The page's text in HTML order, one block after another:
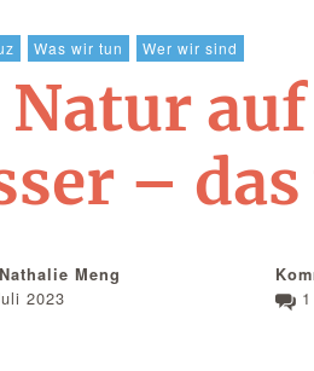
Was wir tun Wer wir sind
Natur
–
Meng
2023 1